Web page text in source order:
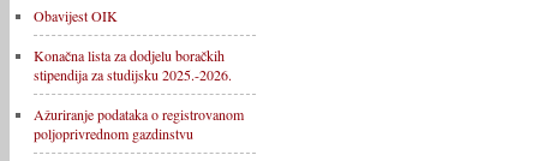
Obavijest OIK
Konačna lista za dodjelu boračkih
stipendija za studijsku 2025.-2026.
Ažuriranje podataka o registrovanom
poljoprivrednom gazdinstvu